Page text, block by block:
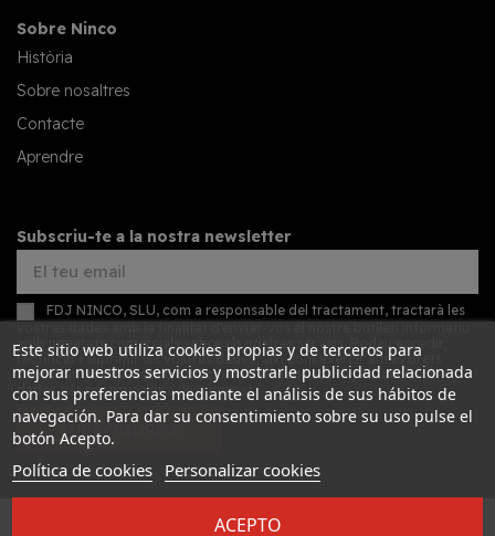
Sobre Ninco
Història
Sobre nosaltres
Contacte
Aprendre
Subscriu-te a la nostra newsletter
FDJ NINCO, SLU, com a responsable del tractament, tractarà les
amb novetats comercials sobre els nostres serveis. Podeu accedir,
rectificar i suprimir les vostres dades, així com exercir altres drets
consultant la informació addicional detallada sobre protecció de
dades a la nostrapolítica de privacitat
SUBSCRIURE'S
Este sitio web utiliza cookies propias y de terceros para
mejorar nuestros servicios y mostrarle publicidad relacionada
con sus preferencias mediante el análisis de sus hábitos de
navegación. Para dar su consentimiento sobre su uso pulse el
botón Acepto.
Política de cookies Personalizar cookies
ACEPTO